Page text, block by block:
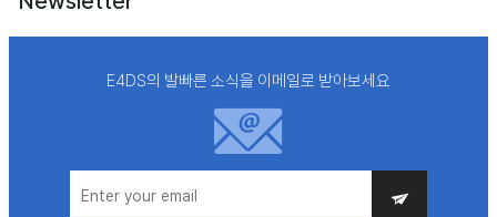
E4DS의 발빠른 소식을 이메일로 받아보세요